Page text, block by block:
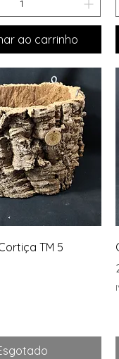
ao carrinho
rápida
TM 5